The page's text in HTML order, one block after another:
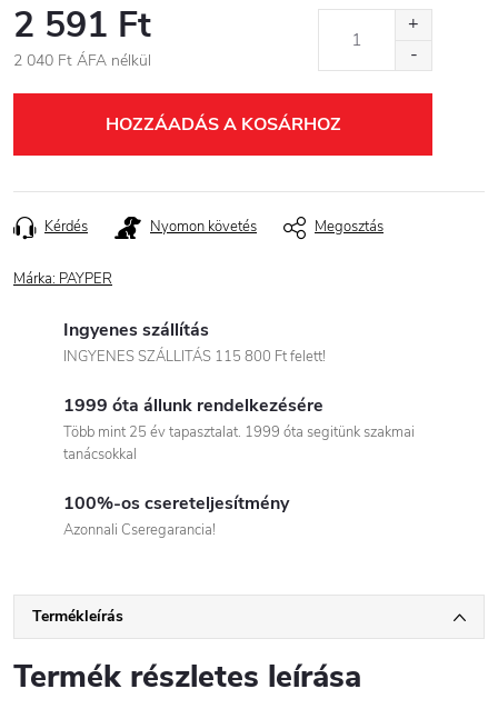
2 591 Ft
2 040 Ft ÁFA nélkül
HOZZÁADÁS A KOSÁRHOZ
Kérdés Nyomon követés Megosztás
Márka: PAYPER
Ingyenes szállítás
INGYENES SZÁLLITÁS 115 800 Ft felett!
1999 óta állunk rendelkezésére
Több mint 25 év tapasztalat. 1999 óta segitünk szakmai
tanácsokkal
100%-os csereteljesítmény
Azonnali Cseregarancia!
Termékleírás
Termék részletes leírása